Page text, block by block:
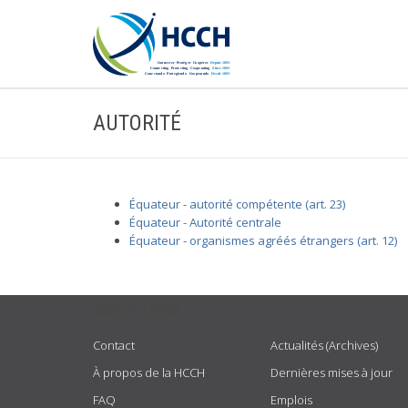
AUTORITÉ
Équateur - autorité compétente (art. 23)
Équateur - Autorité centrale
Équateur - organismes agréés étrangers (art. 12)
Contact
À propos de la HCCH
FAQ
Actualités (Archives)
Dernières mises à jour
Emplois